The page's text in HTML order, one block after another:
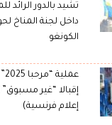
تشيد بالدور الرائد
داخل لجنة المناخ
الكونغو
إقبالا “غير
إعلام فرنسية)